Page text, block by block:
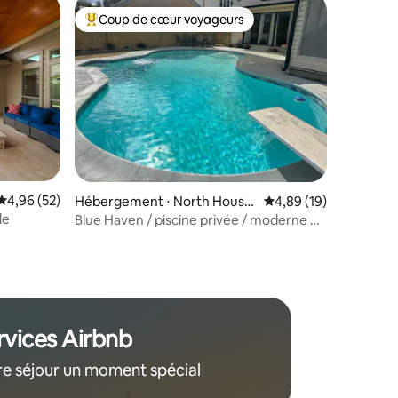
: 4,93 sur 5
moyenne sur la base de 52 commentaires : 4,96 sur 5
4,96 (52)
Coups de cœur voyageurs les plus appréciés
Coup de cœur voyageurs
Hébergement ⋅ North Houst
on
Évaluation moyenne
4,89 (19)
Blue Haven / piscine privée / moderne et
Airbnb
séjour un moment spécial